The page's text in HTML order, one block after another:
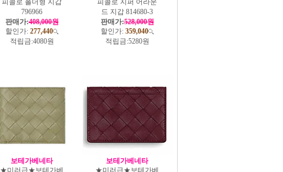
796966
판매가:408,000원
할인가: 277,440
적립금:4080원
드 지갑 814680-3
판매가:528,000원
할인가: 359,040
적립금:5280원
보테가베네타
★미러급★보테가베
보테가베네타
★미러급★보테가베